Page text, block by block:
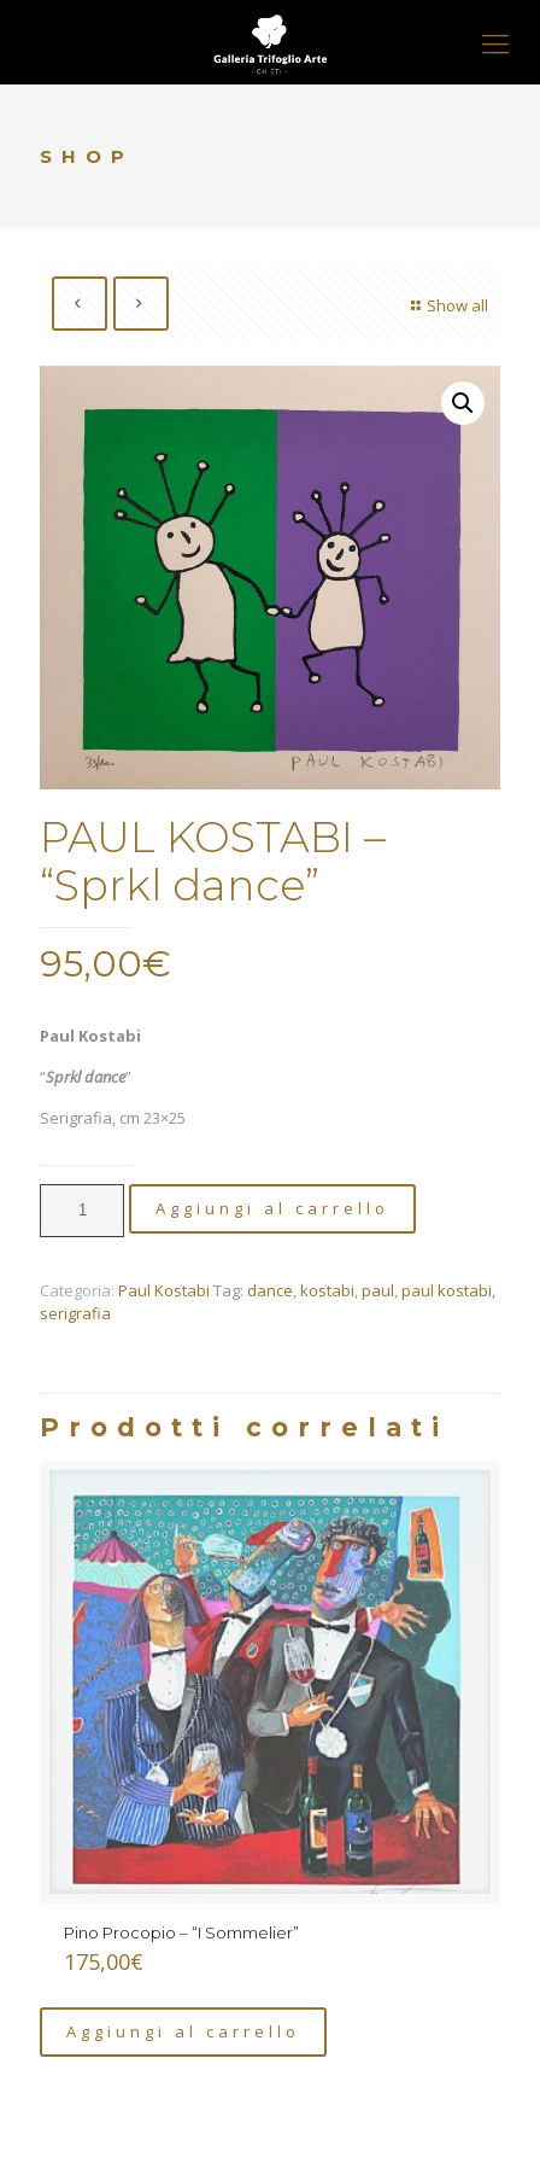
SHOP
Show all
PAUL KOSTABI –
“Sprkl dance”
95,00€
Paul Kostabi
“Sprkl dance”
Serigrafia, cm 23×25
KOSTABI
-
dance"
quantità
Aggiungi al carrello
Categoria: Paul Kostabi Tag: dance,kostabi,paul,paul kostabi,
serigrafia
Prodotti correlati
Pino Procopio – “I Sommelier”
175,00€
Aggiungi al carrello